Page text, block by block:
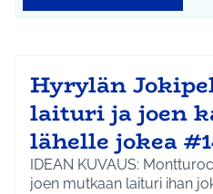
Hyrylän
laituri ja joen
lähelle jokea
IDEAN KUVAUS:
joen mutkaan laituri ihan